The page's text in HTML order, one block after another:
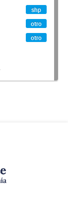
shp
otro
otro